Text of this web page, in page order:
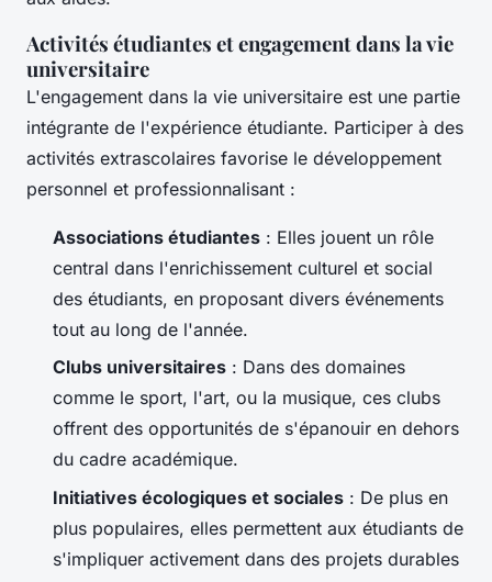
Activités étudiantes et engagement dans la vie
universitaire
L'engagement dans la vie universitaire est une partie
intégrante de l'expérience étudiante. Participer à des
activités extrascolaires favorise le développement
personnel et professionnalisant :
Associations étudiantes : Elles jouent un rôle
central dans l'enrichissement culturel et social
des étudiants, en proposant divers événements
tout au long de l'année.
Clubs universitaires : Dans des domaines
comme le sport, l'art, ou la musique, ces clubs
offrent des opportunités de s'épanouir en dehors
du cadre académique.
Initiatives écologiques et sociales : De plus en
plus populaires, elles permettent aux étudiants de
s'impliquer activement dans des projets durables